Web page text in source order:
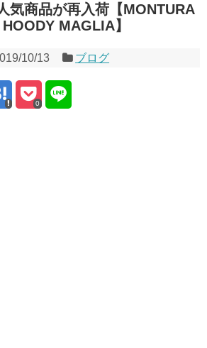
気商品が再入荷【MONTURA
MAGLIA】
10/13 ブログ
0